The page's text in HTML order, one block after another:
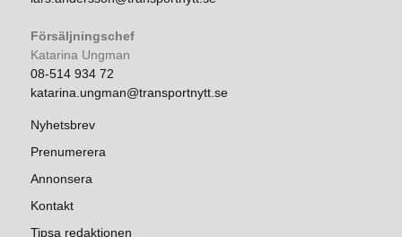
Försäljningschef
Katarina Ungman
08-514 934 72
katarina.ungman@transportnytt.se
Nyhetsbrev
Prenumerera
Annonsera
Kontakt
Tipsa redaktionen